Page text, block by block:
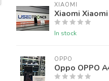
XIAOMI
Xiaomi
In stock
OPPO
Oppo OPPO